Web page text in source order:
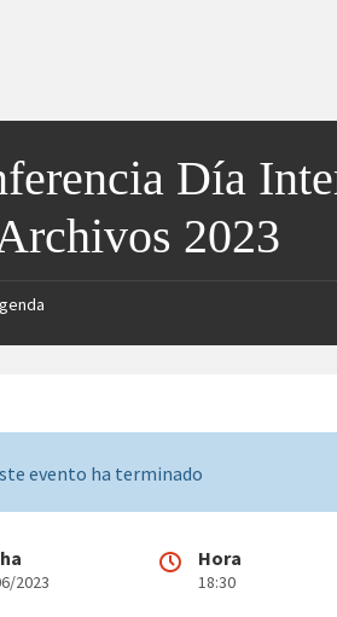
Día
2023
evento ha terminado
2023
Hora
18:30